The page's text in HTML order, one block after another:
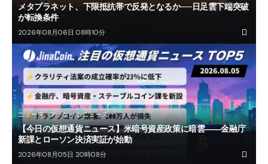
メタプラネット、下限抵抗帯で反発となるか──日足雲下端突破
が転換条件
2026年08月06日 08時10分
ニュース マーケットニュース
【今日の仮想通貨ニュース】米暗号資産政策に暗雲――金融庁
新課とローソン決済実証が始動
2026年08月05日 20時08分